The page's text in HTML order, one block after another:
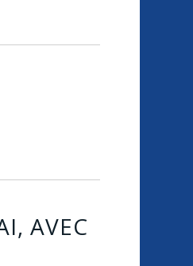
AVEC